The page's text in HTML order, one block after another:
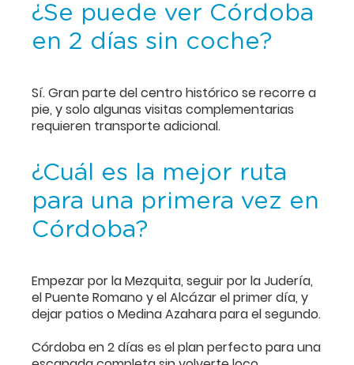
¿Se puede ver Córdoba
en 2 días sin coche?
Sí. Gran parte del centro histórico se recorre a
pie, y solo algunas visitas complementarias
requieren transporte adicional.
¿Cuál es la mejor ruta
para una primera vez en
Córdoba?
Empezar por la Mezquita, seguir por la Judería,
el Puente Romano y el Alcázar el primer día, y
dejar patios o Medina Azahara para el segundo.
Córdoba en 2 días es el plan perfecto para una